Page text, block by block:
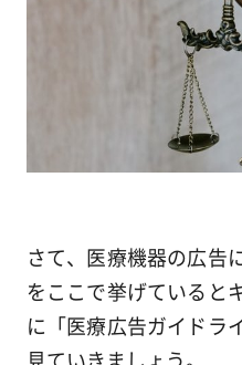
さて、医療機器の広告
をここで挙げていると
に「医療広告ガイドラ